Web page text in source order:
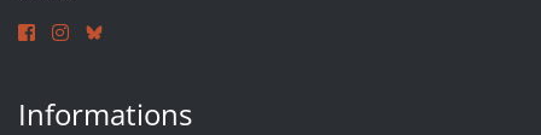
Informations